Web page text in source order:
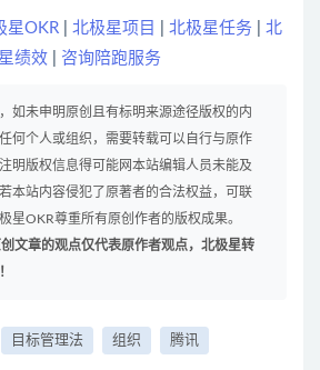
星OKR| 北极星项目 北极星任务
北
绩效
咨询陪跑服务
如未申明原创且有标明来源途径版权的内
何个人或组织，需要转载可以自行与原作
明版权信息得可能网本站编辑人员未能及
本站内容侵犯了原著者的合法权益，可联
星OKR尊重所有原创作者的版权成果。
文章的观点仅代表原作者观点，北极星转
目标管理法 组织 腾讯